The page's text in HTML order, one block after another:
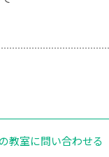
教室に問い合わせる